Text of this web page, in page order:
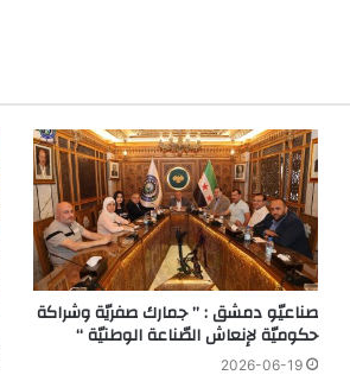
صناعيّو دمشق : ” جمارك صفريّة وشراكة
حكوميّة لإنعاش الصّناعة الوطنيّة “
2026-06-19